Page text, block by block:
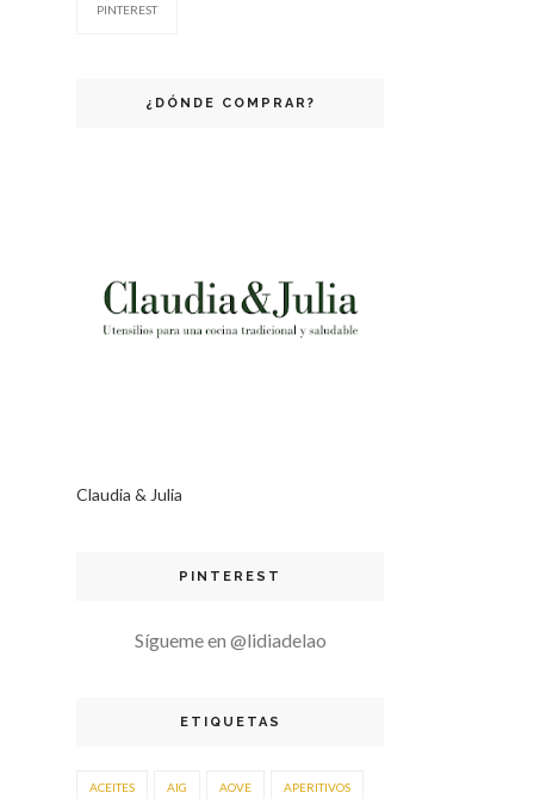
PINTEREST
¿DÓNDE COMPRAR?
Claudia & Julia
PINTEREST
Sígueme en @lidiadelao
ETIQUETAS
ACEITES AIG AOVE APERITIVOS